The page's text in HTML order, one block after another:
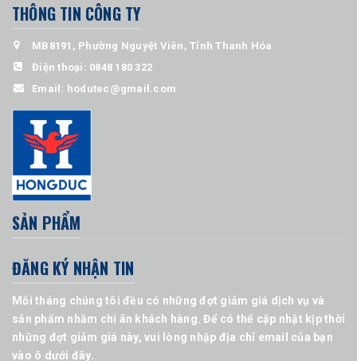
THÔNG TIN CÔNG TY
MB8191, Phường Nguyệt Viên, Tỉnh Thanh Hóa
Điện thoại: 0848 180 322
Email: hodutec@gmail.com
SẢN PHẨM
ĐĂNG KÝ NHẬN TIN
Mỗi tháng chúng tôi đều có những đợt giảm giá dịch vụ và
sản phẩm nhằm chi ân khách hàng. Để có thể cập nhật kịp thời
những đợt giảm giá này, vui lòng nhập địa chỉ email của bạn
vào ô dưới đây.